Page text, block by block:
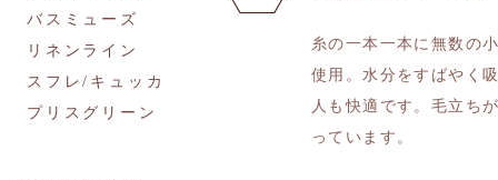
バスミューズ
リネンライン
スフレ/キュッカ
プリスグリーン
糸の一本一本に無数の
使用。水分をすばやく
人も快適です。毛立ち
っています。